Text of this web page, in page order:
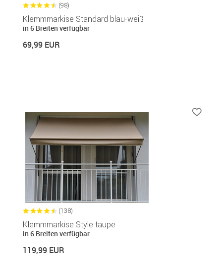
(98)
Klemmmarkise Standard blau-weiß
in 6 Breiten verfügbar
69,99 EUR
(138)
Klemmmarkise Style taupe
in 6 Breiten verfügbar
119,99 EUR